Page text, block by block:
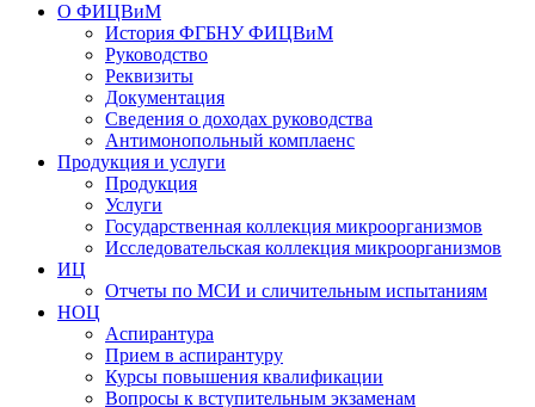
О ФИЦВиМ
История ФГБНУ ФИЦВиМ
Руководство
Реквизиты
Документация
Сведения о доходах руководства
Антимонопольный комплаенс
Продукция и услуги
Продукция
Услуги
Государственная коллекция микроорганизмов
Исследовательская коллекция микроорганизмов
ИЦ
Отчеты по МСИ и сличительным испытаниям
НОЦ
Аспирантура
Прием в аспирантуру
Курсы повышения квалификации
Вопросы к вступительным экзаменам